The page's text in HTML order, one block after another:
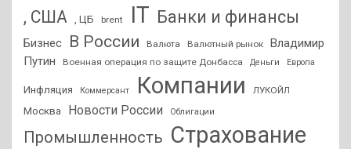
, США , ЦБ brent IT Банки и финансы
Бизнес В России Валюта Валютный рынок
Владимир
Путин
Военная операция по защите Донбасса Деньги Европа
Инфляция Коммерсант Компании ЛУКОЙЛ
Москва Новости России Облигации
Промышленность Страхование